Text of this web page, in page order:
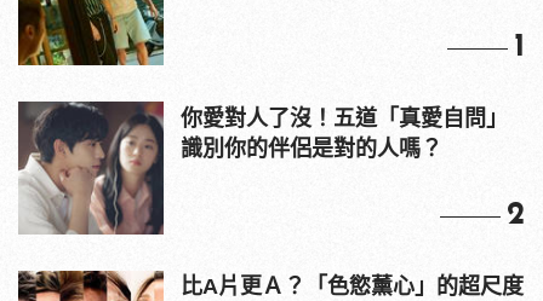
1
你愛對人了沒！五道「真愛自問」
識別你的伴侶是對的人嗎？
2
比A片更Ａ？「色慾薰心」的超尺度